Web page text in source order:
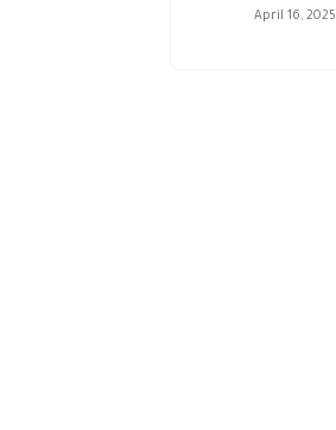
April 16, 2025